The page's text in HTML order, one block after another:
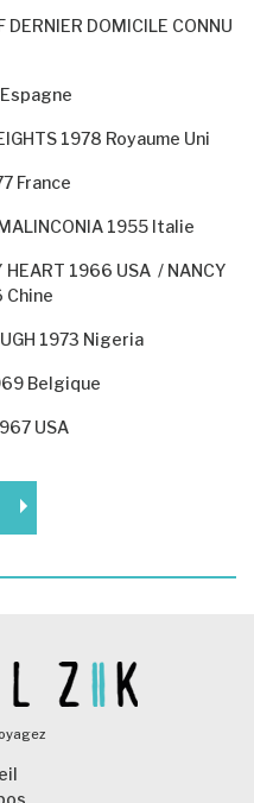
DERNIER DOMICILE CONNU
1978 Royaume Uni
France
1955 Italie
HEART 1966 USA / NANCY
Chine
1973 Nigeria
Belgique
USA